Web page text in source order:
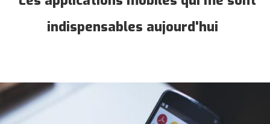
indispensables aujourd'hui